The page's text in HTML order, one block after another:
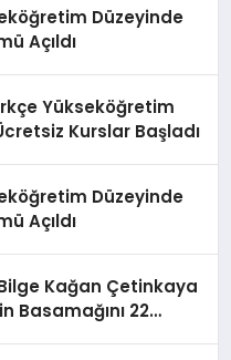
Düzeyinde
Açıldı
Yükseköğretim
Kurslar Başladı
Düzeyinde
Açıldı
Kağan Çetinkaya
Basamağını 22